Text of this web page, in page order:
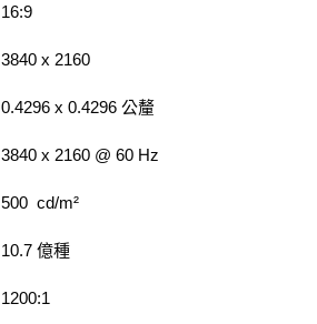
16:9
3840 x 2160
0.4296 x 0.4296 公釐
3840 x 2160 @ 60 Hz
500 cd/m²
10.7 億種
1200:1